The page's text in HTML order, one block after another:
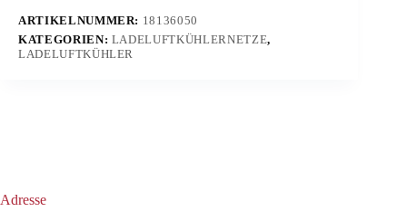
ARTIKELNUMMER: 18136050
KATEGORIEN: LADELUFTKÜHLERNETZE,
LADELUFTKÜHLER
Adresse